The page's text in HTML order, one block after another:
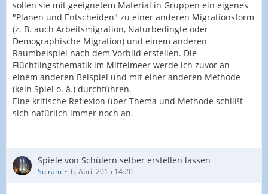
sollen sie mit geeignetem Material in Gruppen ein eigenes
"Planen und Entscheiden" zu einer anderen Migrationsform
(z. B. auch Arbeitsmigration, Naturbedingte oder
Demographische Migration) und einem anderen
Raumbeispiel nach dem Vorbild erstellen. Die
Flüchtlingsthematik im Mittelmeer werde ich zuvor an
einem anderen Beispiel und mit einer anderen Methode
(kein Spiel o. ä.) durchführen.
Eine kritische Reflexion über Thema und Methode schlißt
sich natürlich immer noch an.
Spiele von Schülern selber erstellen lassen
Suiram 6. April 2015 14:20